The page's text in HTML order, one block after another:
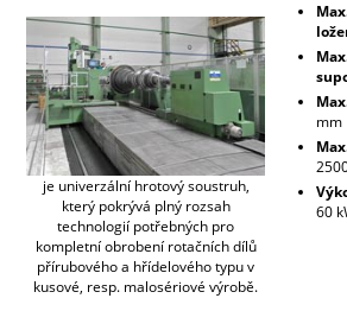
je univerzální hrotový soustruh,
který pokrývá plný rozsah
technologií potřebných pro
kompletní obrobení rotačních dílů
přírubového a hřídelového typu v
kusové, resp. malosériové výrobě.
mm
60